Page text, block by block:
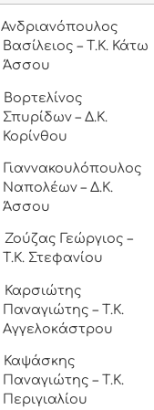
Ανδριανόπουλος
Βασίλειος – Τ.Κ. Κάτω
Άσσου
Βορτελίνος
Σπυρίδων – Δ.Κ.
Κορίνθου
Γιαννακουλόπουλος
Ναπολέων – Δ.Κ.
Άσσου
Ζούζας Γεώργιος –
Τ.Κ. Στεφανίου
Καρσιώτης
Παναγιώτης – Τ.Κ.
Αγγελοκάστρου
Καψάσκης
Παναγιώτης – Τ.Κ.
Περιγιαλίου